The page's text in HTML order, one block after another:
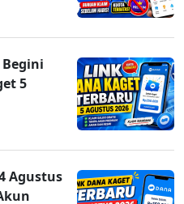
5
Agustus